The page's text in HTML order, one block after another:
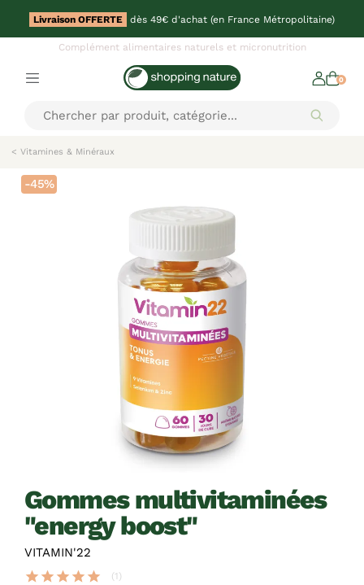
Livraison OFFERTE dès 49€ d'achat (en France Métropolitaine)
Complément alimentaires naturels et micronutrition
0
< Vitamines & Minéraux
gommes multivitaminées
"energy boost"
VITAMIN'22
star star star star star (1)
-45%